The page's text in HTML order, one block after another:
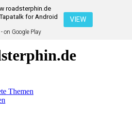
roadsterphin.de
for Android
- on Google Play
VIEW
Themen